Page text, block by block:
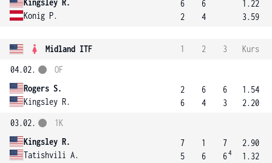
Konig P.
6
2
6
4
1.22
3.59
Midland ITF 1 2 3
Kurs
04.02.
Rogers S.
Kingsley R.
OF
2
6
6
4
6
3
1.54
2.20
03.02.
Kingsley R.
Tatishvili A.
1K
7
5
1
6
7
64
2.90
1.32